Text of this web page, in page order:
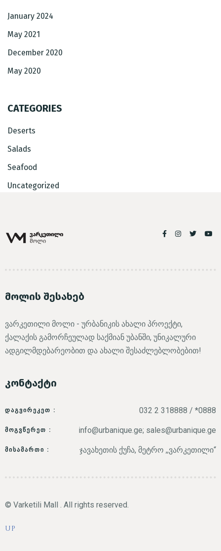
January 2024
May 2021
December 2020
May 2020
CATEGORIES
Deserts
Salads
Seafood
Uncategorized
მოლის შესახებ
ვარკეთილი მოლი - ურბანიკის ახალი პროექტი,
ქალაქის გამორჩეულად საქმიან უბანში, უნიკალური
ადგილმდებარეობით და ახალი შესაძლებლობებით!
კონტაქტი
ᲓᲐᲒᲕᲘᲠᲔᲙᲔᲗ : 032 2 318888 / *0888
ᲛᲝᲒᲕᲬᲔᲠᲔᲗ : info@urbanique.ge; sales@urbanique.ge
ᲛᲘᲡᲐᲛᲐᲠᲗᲘ : ჯავახეთის ქუჩა, მეტრო ,,ვარკეთილი“
© Varketili Mall . All rights reserved.
UP